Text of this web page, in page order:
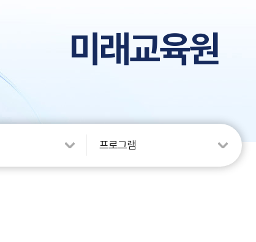
미래교육원
프로그램